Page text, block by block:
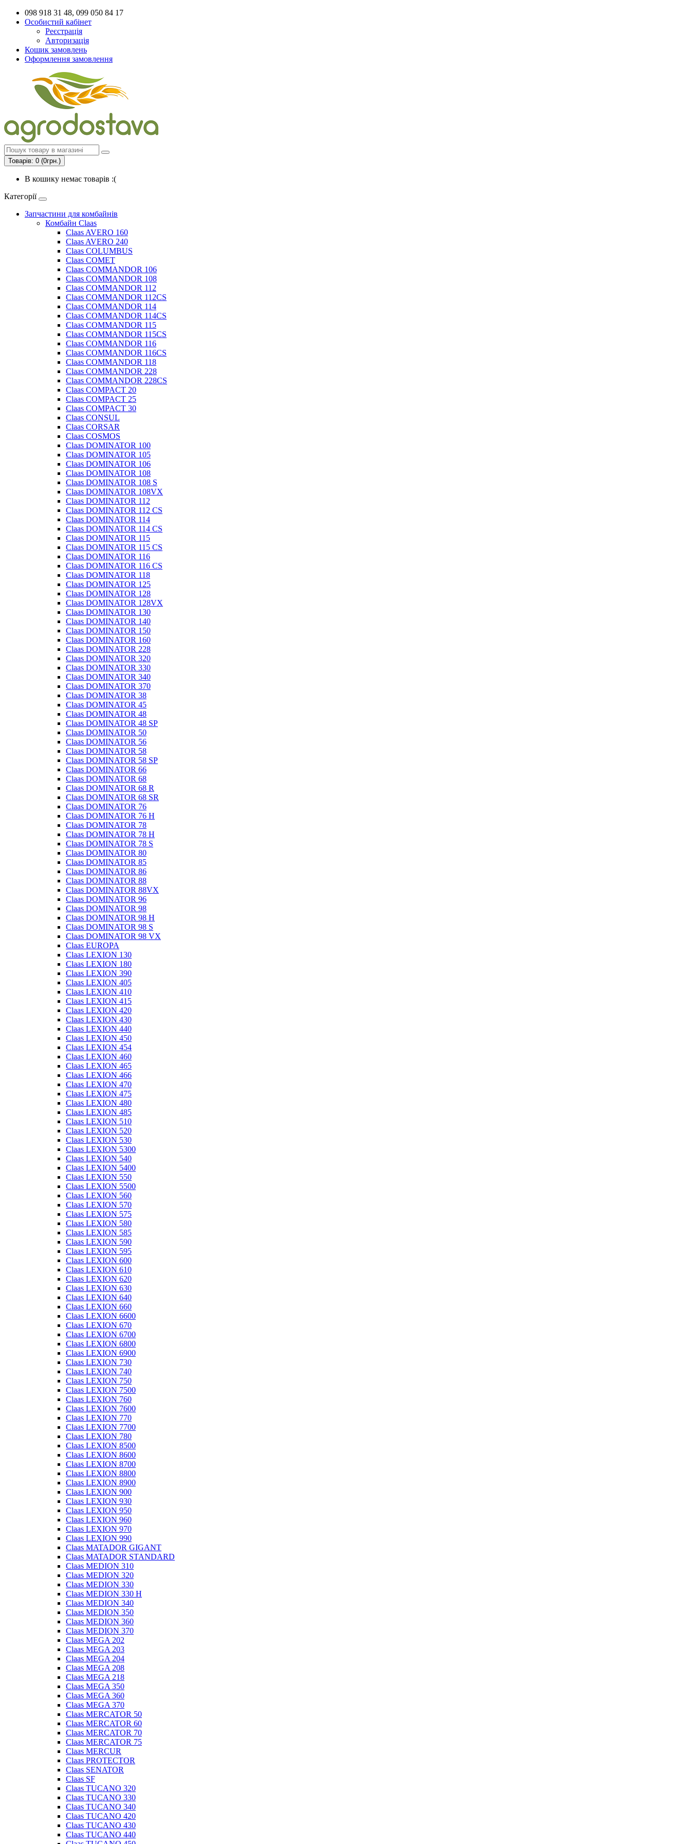
098 918 31 48, 099 050 84 17
Особистий кабінет
Реєстрація
Авторизація
Кошик замовлень
Оформлення замовлення
Товарів: 0 (0грн.)
В кошику немає товарів :(
Категорії
Запчастини для комбайнів
Комбайн Claas
Claas AVERO 160
Claas AVERO 240
Claas COLUMBUS
Claas COMET
Claas COMMANDOR 106
Claas COMMANDOR 108
Claas COMMANDOR 112
Claas COMMANDOR 112CS
Claas COMMANDOR 114
Claas COMMANDOR 114CS
Claas COMMANDOR 115
Claas COMMANDOR 115CS
Claas COMMANDOR 116
Claas COMMANDOR 116CS
Claas COMMANDOR 118
Claas COMMANDOR 228
Claas COMMANDOR 228CS
Claas COMPACT 20
Claas COMPACT 25
Claas COMPACT 30
Claas CONSUL
Claas CORSAR
Claas COSMOS
Claas DOMINATOR 100
Claas DOMINATOR 105
Claas DOMINATOR 106
Claas DOMINATOR 108
Claas DOMINATOR 108 S
Claas DOMINATOR 108VX
Claas DOMINATOR 112
Claas DOMINATOR 112 CS
Claas DOMINATOR 114
Claas DOMINATOR 114 CS
Claas DOMINATOR 115
Claas DOMINATOR 115 CS
Claas DOMINATOR 116
Claas DOMINATOR 116 CS
Claas DOMINATOR 118
Claas DOMINATOR 125
Claas DOMINATOR 128
Claas DOMINATOR 128VX
Claas DOMINATOR 130
Claas DOMINATOR 140
Claas DOMINATOR 150
Claas DOMINATOR 160
Claas DOMINATOR 228
Claas DOMINATOR 320
Claas DOMINATOR 330
Claas DOMINATOR 340
Claas DOMINATOR 370
Claas DOMINATOR 38
Claas DOMINATOR 45
Claas DOMINATOR 48
Claas DOMINATOR 48 SP
Claas DOMINATOR 50
Claas DOMINATOR 56
Claas DOMINATOR 58
Claas DOMINATOR 58 SP
Claas DOMINATOR 66
Claas DOMINATOR 68
Claas DOMINATOR 68 R
Claas DOMINATOR 68 SR
Claas DOMINATOR 76
Claas DOMINATOR 76 H
Claas DOMINATOR 78
Claas DOMINATOR 78 H
Claas DOMINATOR 78 S
Claas DOMINATOR 80
Claas DOMINATOR 85
Claas DOMINATOR 86
Claas DOMINATOR 88
Claas DOMINATOR 88VX
Claas DOMINATOR 96
Claas DOMINATOR 98
Claas DOMINATOR 98 H
Claas DOMINATOR 98 S
Claas DOMINATOR 98 VX
Claas EUROPA
Claas LEXION 130
Claas LEXION 180
Claas LEXION 390
Claas LEXION 405
Claas LEXION 410
Claas LEXION 415
Claas LEXION 420
Claas LEXION 430
Claas LEXION 440
Claas LEXION 450
Claas LEXION 454
Claas LEXION 460
Claas LEXION 465
Claas LEXION 466
Claas LEXION 470
Claas LEXION 475
Claas LEXION 480
Claas LEXION 485
Claas LEXION 510
Claas LEXION 520
Claas LEXION 530
Claas LEXION 5300
Claas LEXION 540
Claas LEXION 5400
Claas LEXION 550
Claas LEXION 5500
Claas LEXION 560
Claas LEXION 570
Claas LEXION 575
Claas LEXION 580
Claas LEXION 585
Claas LEXION 590
Claas LEXION 595
Claas LEXION 600
Claas LEXION 610
Claas LEXION 620
Claas LEXION 630
Claas LEXION 640
Claas LEXION 660
Claas LEXION 6600
Claas LEXION 670
Claas LEXION 6700
Claas LEXION 6800
Claas LEXION 6900
Claas LEXION 730
Claas LEXION 740
Claas LEXION 750
Claas LEXION 7500
Claas LEXION 760
Claas LEXION 7600
Claas LEXION 770
Claas LEXION 7700
Claas LEXION 780
Claas LEXION 8500
Claas LEXION 8600
Claas LEXION 8700
Claas LEXION 8800
Claas LEXION 8900
Claas LEXION 900
Claas LEXION 930
Claas LEXION 950
Claas LEXION 960
Claas LEXION 970
Claas LEXION 990
Claas MATADOR GIGANT
Claas MATADOR STANDARD
Claas MEDION 310
Claas MEDION 320
Claas MEDION 330
Claas MEDION 330 H
Claas MEDION 340
Claas MEDION 350
Claas MEDION 360
Claas MEDION 370
Claas MEGA 202
Claas MEGA 203
Claas MEGA 204
Claas MEGA 208
Claas MEGA 218
Claas MEGA 350
Claas MEGA 360
Claas MEGA 370
Claas MERCATOR 50
Claas MERCATOR 60
Claas MERCATOR 70
Claas MERCATOR 75
Claas MERCUR
Claas PROTECTOR
Claas SENATOR
Claas SF
Claas TUCANO 320
Claas TUCANO 330
Claas TUCANO 340
Claas TUCANO 420
Claas TUCANO 430
Claas TUCANO 440